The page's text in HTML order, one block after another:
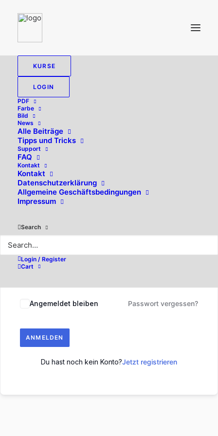
KURSE
LOGIN
PDF
Farbe
Bild
News
Alle Beiträge
Tipps und Tricks
Support
FAQ
Kontakt
Kontakt
Datenschutzerklärung
Allgemeine Geschäftsbedingungen
Impressum
Search
Login / Register
Cart
Hallo, willkommen zurück!
Angemeldet bleiben Passwort vergessen?
ANMELDEN
Du hast noch kein Konto?Jetzt registrieren